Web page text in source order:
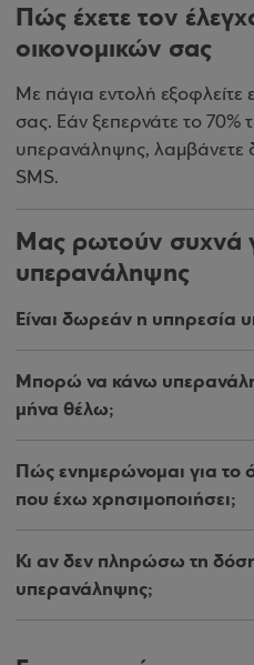
Πώς έχετε τον
οικονομικών σας
Με πάγια εντολή
σας. Εάν ξεπερνάτε το 70%
υπερανάληψης, λαμβάνετε
SMS.
Μας ρωτούν συχνά
υπερανάληψης
Είναι δωρεάν η υπηρεσία
Μπορώ να κάνω
μήνα θέλω;
Πώς ενημερώνομαι για το
που έχω χρησιμοποιήσει;
Κι αν δεν πληρώσω τη
υπερανάληψης;